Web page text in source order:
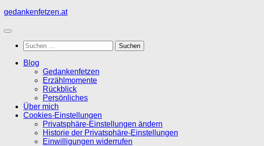
Zum
springen
gedankenfetzen.at
Suchen
nach:
Blog
Gedankenfetzen
Erzählmomente
Rückblick
Persönliches
Über mich
Cookies-Einstellungen
Privatsphäre-Einstellungen ändern
Historie der Privatsphäre-Einstellungen
Einwilligungen widerrufen